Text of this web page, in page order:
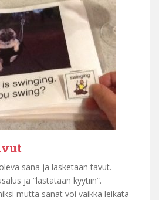
sana ja lasketaan tavut.
ja “lastataan kyytiin”.
mutta sanat voi vaikka leikata